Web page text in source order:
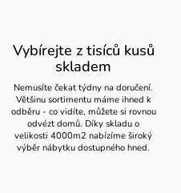
Vybírejte z tisíců kusů
skladem
Nemusíte čekat týdny na doručení.
Většinu sortimentu máme ihned k
odběru - co vidíte, můžete si rovnou
odvézt domů. Díky skladu o
velikosti 4000m2 nabízíme široký
výběr nábytku dostupného hned.